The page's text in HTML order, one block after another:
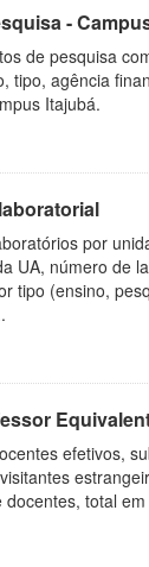
-
de pesquisa
tipo, agência
Itajubá.
por
UA, número de
tipo (ensino,
efetivos,
docentes, total